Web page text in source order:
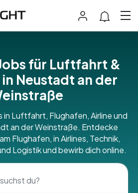
für Luftfahrt &
Neustadt an der
in Luftfahrt, Flughafen, Airline und
an der Weinstraße. Entdecke
Flughafen, in Airlines, Technik,
Logistik und bewirb dich online.